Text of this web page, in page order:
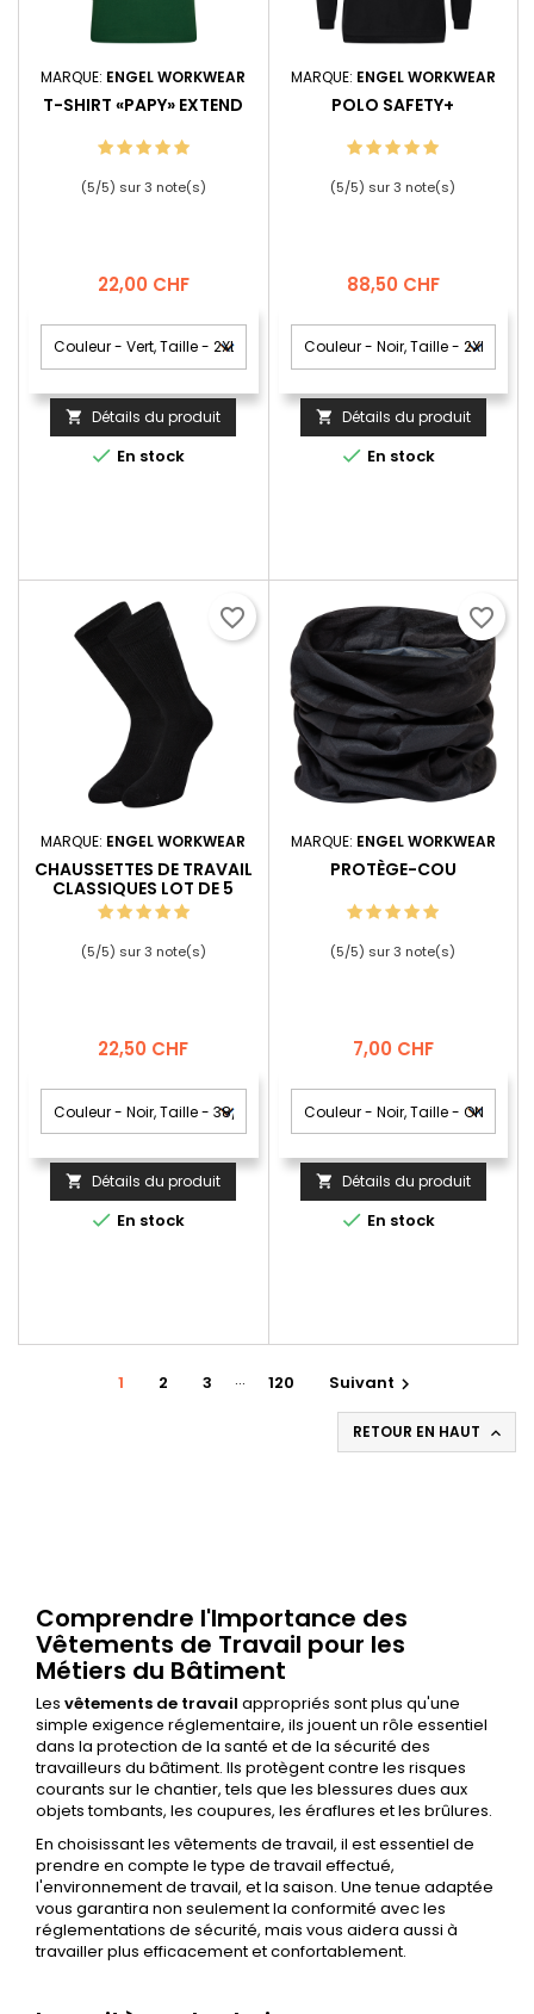
MARQUE: ENGEL WORKWEAR
T-SHIRT «PAPY» EXTEND
(5/5) sur3 note(s)
Prix
22,00 CHF
 Détails du produit
 En stock
MARQUE: ENGEL WORKWEAR
POLO SAFETY+
(5/5) sur3 note(s)
Prix
88,50 CHF
 Détails du produit
 En stock
MARQUE: ENGEL WORKWEAR
CHAUSSETTES DE TRAVAIL
CLASSIQUES LOT DE 5
(5/5) sur3 note(s)
Prix
22,50 CHF
 Détails du produit
 En stock
favorite_border
MARQUE: ENGEL WORKWEAR
PROTÈGE-COU
(5/5) sur3 note(s)
Prix
7,00 CHF
 Détails du produit
 En stock
favorite_border
1 2 3 … 120 Suivant 
RETOUR EN HAUT 
Comprendre l'Importance des
Vêtements de Travail pour les
Métiers du Bâtiment
Les vêtements de travail appropriés sont plus qu'une
simple exigence réglementaire, ils jouent un rôle essentiel
dans la protection de la santé et de la sécurité des
travailleurs du bâtiment. Ils protègent contre les risques
courants sur le chantier, tels que les blessures dues aux
objets tombants, les coupures, les éraflures et les brûlures.
En choisissant les vêtements de travail, il est essentiel de
prendre en compte le type de travail effectué,
l'environnement de travail, et la saison. Une tenue adaptée
vous garantira non seulement la conformité avec les
réglementations de sécurité, mais vous aidera aussi à
travailler plus efficacement et confortablement.